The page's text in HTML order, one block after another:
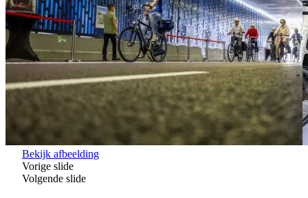
Bekijk afbeelding
Vorige slide
Volgende slide